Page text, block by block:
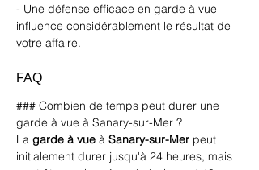
- Une défense efficace en garde à vue
influence considérablement le résultat de
votre affaire.
FAQ
### Combien de temps peut durer une
garde à vue à Sanary-sur-Mer ?
La garde à vue à Sanary-sur-Mer peut
initialement durer jusqu'à 24 heures, mais